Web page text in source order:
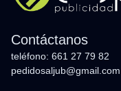
Contáctanos
teléfono: 661 27 79 82
pedidosaljub@gmail.com